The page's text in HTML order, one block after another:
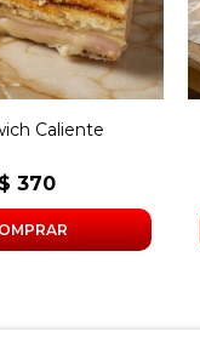
Caliente
$ 370